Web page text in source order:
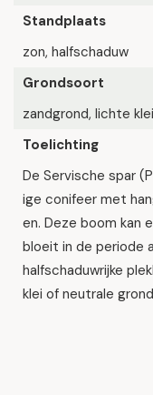
Standplaats
zon, halfschaduw
Grondsoort
zandgrond, lichte
Toelichting
De Servische spar
ige conifeer met
en. Deze boom kan
bloeit in de periode
halfschaduwrijke
klei of neutrale